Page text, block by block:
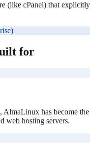
(like cPanel) that explicitly
for
AlmaLinux has become the
web hosting servers.